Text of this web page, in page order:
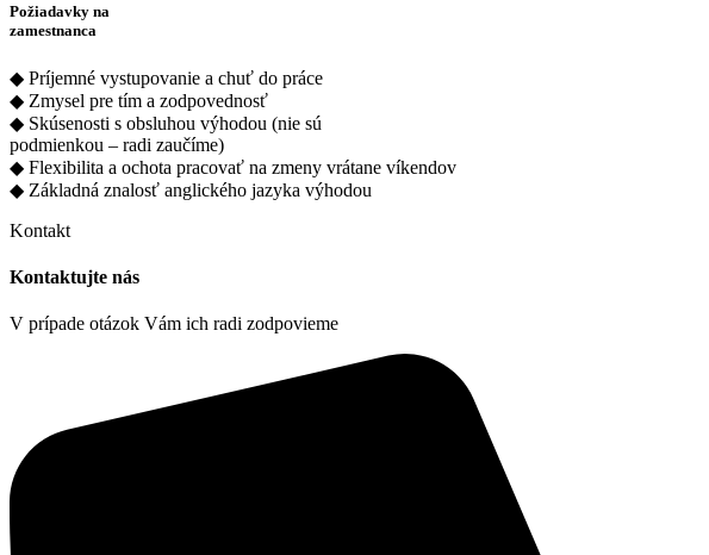
Požiadavky na
zamestnanca
◆ Príjemné vystupovanie a chuť do práce
◆ Zmysel pre tím a zodpovednosť
◆ Skúsenosti s obsluhou výhodou (nie sú
podmienkou – radi zaučíme)
◆ Flexibilita a ochota pracovať na zmeny vrátane víkendov
◆ Základná znalosť anglického jazyka výhodou
Kontakt
Kontaktujte nás
V prípade otázok Vám ich radi zodpovieme